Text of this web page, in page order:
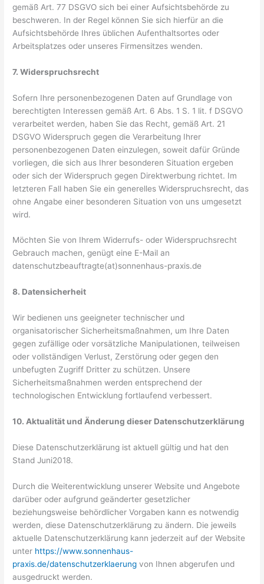
gemäß Art. 77 DSGVO sich bei einer Aufsichtsbehörde zu
beschweren. In der Regel können Sie sich hierfür an die
Aufsichtsbehörde Ihres üblichen Aufenthaltsortes oder
Arbeitsplatzes oder unseres Firmensitzes wenden.
7. Widerspruchsrecht
Sofern Ihre personenbezogenen Daten auf Grundlage von
berechtigten Interessen gemäß Art. 6 Abs. 1 S. 1 lit. f DSGVO
verarbeitet werden, haben Sie das Recht, gemäß Art. 21
DSGVO Widerspruch gegen die Verarbeitung Ihrer
personenbezogenen Daten einzulegen, soweit dafür Gründe
vorliegen, die sich aus Ihrer besonderen Situation ergeben
oder sich der Widerspruch gegen Direktwerbung richtet. Im
letzteren Fall haben Sie ein generelles Widerspruchsrecht, das
ohne Angabe einer besonderen Situation von uns umgesetzt
wird.
Möchten Sie von Ihrem Widerrufs- oder Widerspruchsrecht
Gebrauch machen, genügt eine E-Mail an
datenschutzbeauftragte(at)sonnenhaus-praxis.de
8. Datensicherheit
Wir bedienen uns geeigneter technischer und
organisatorischer Sicherheitsmaßnahmen, um Ihre Daten
gegen zufällige oder vorsätzliche Manipulationen, teilweisen
oder vollständigen Verlust, Zerstörung oder gegen den
unbefugten Zugriff Dritter zu schützen. Unsere
Sicherheitsmaßnahmen werden entsprechend der
technologischen Entwicklung fortlaufend verbessert.
10. Aktualität und Änderung dieser Datenschutzerklärung
Diese Datenschutzerklärung ist aktuell gültig und hat den
Stand Juni2018.
Durch die Weiterentwicklung unserer Website und Angebote
darüber oder aufgrund geänderter gesetzlicher
beziehungsweise behördlicher Vorgaben kann es notwendig
werden, diese Datenschutzerklärung zu ändern. Die jeweils
aktuelle Datenschutzerklärung kann jederzeit auf der Website
unter https://www.sonnenhaus-
praxis.de/datenschutzerklaerung von Ihnen abgerufen und
ausgedruckt werden.